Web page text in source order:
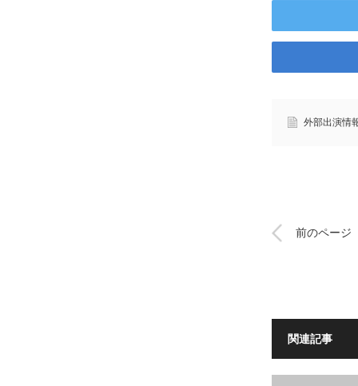
外部出演情
前のページ
関連記事